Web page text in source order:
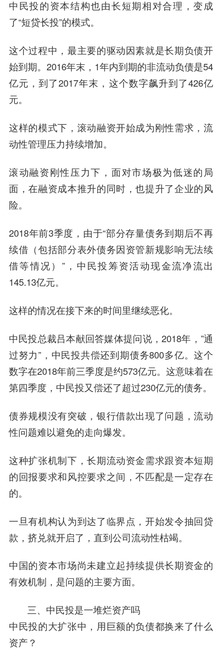
中民投的资本结构也由长短期相对合理，变成
了“短贷长投”的模式。
这个过程中，最主要的驱动因素就是长期负债开
始到期。2016年末，1年内到期的非流动负债是54
亿元，到了2017年末，这个数字飙升到了426亿
元。
这样的模式下，滚动融资开始成为刚性需求，流
动性管理压力持续增加。
滚动融资刚性压力下，面对市场极为低迷的局
面，在融资成本推升的同时，也提升了企业的风
险。
2018年前3季度，由于“部分存量债务到期后不再
续借（包括部分表外债务因资管新规影响无法续
借等情况）”，中民投筹资活动现金流净流出
145.13亿元。
这样的情况在接下来的时间里继续恶化。
中民投总裁吕本献回答媒体提问说，2018年，”通
过努力”，中民投共偿还到期债务800多亿。这个
数字在2018年前三季度是约573亿元。这意味着在
第四季度，中民投又偿还了超过230亿元的债务。
债券规模没有突破，银行借款出现了问题，流动
性问题难以避免的走向爆发。
这种扩张机制下，长期流动资金需求跟资本短期
的回报要求和风控要求之间，不匹配是一定存在
的。
一旦有机构认为到达了临界点，开始发令抽回贷
款，挤兑就开启了，直到公司流动性枯竭。
中国的资本市场尚未建立起持续提供长期资金的
有效机制，是问题的主要方面。
三、中民投是一堆烂资产吗
中民投的大扩张中，用巨额的负债都换来了什么
资产？